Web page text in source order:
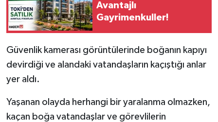
Avantajlı
Gayrimenkuller!
Güvenlik kamerası görüntülerinde boğanın kapıyı
devirdiği ve alandaki vatandaşların kaçıştığı anlar
yer aldı.
Yaşanan olayda herhangi bir yaralanma olmazken,
kaçan boğa vatandaşlar ve görevlilerin
Künye